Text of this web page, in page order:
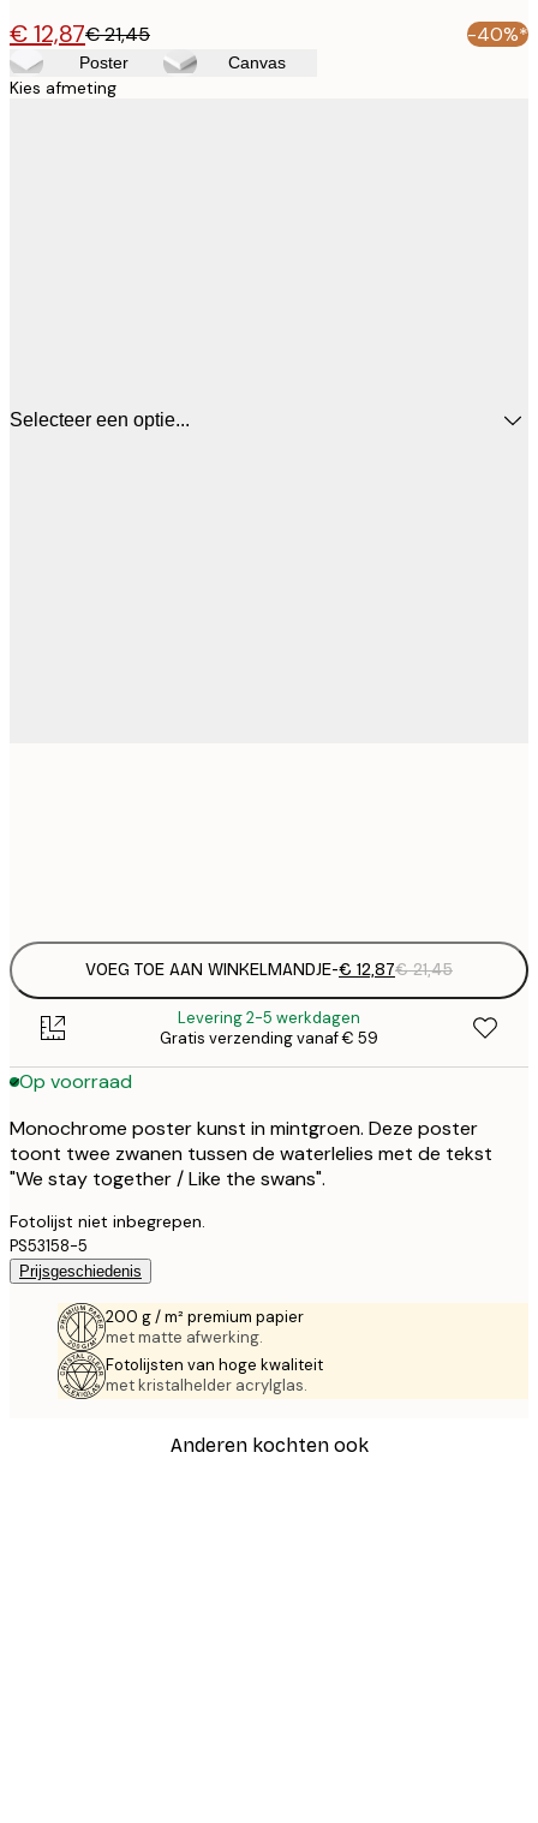
€ 12,87€ 21,45 -40%*
Poster Canvas
Kies afmeting
Selecteer een optie...
VOEG TOE AAN WINKELMANDJE-€ 12,87€ 21,45
Levering 2-5 werkdagen
Gratis verzending vanaf € 59
Op voorraad
Monochrome poster kunst in mintgroen. Deze poster
toont twee zwanen tussen de waterlelies met de tekst
"We stay together / Like the swans".
Fotolijst niet inbegrepen.
PS53158-5
Prijsgeschiedenis
200 g / m² premium papier
met matte afwerking.
Fotolijsten van hoge kwaliteit
met kristalhelder acrylglas.
Anderen kochten ook